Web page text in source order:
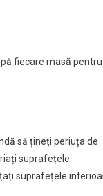
fiecare masă pentru
să țineți periuța de
suprafețele
suprafețele